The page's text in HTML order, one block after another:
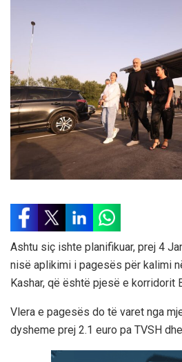
Ashtu siç ishte planifikuar, prej 4
nisë aplikimi i pagesës për kalimi
Kashar, që është pjesë e korridorit
Vlera e pagesës do të varet nga
dysheme prej 2.1 euro pa TVSH